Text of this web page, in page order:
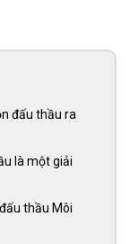
đấu thầu ra
là một giải
thầu Môi